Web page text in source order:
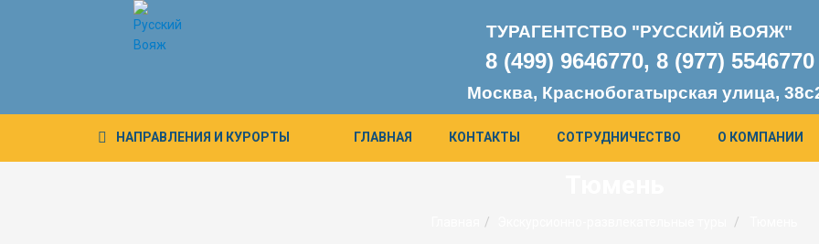
ТУРАГЕНТСТВО "РУССКИЙ ВОЯЖ"
8 (499) 9646770, 8 (977) 5546770
Москва, Краснобогатырская улица,
НАПРАВЛЕНИЯ И КУРОРТЫ ГЛАВНАЯ КОНТАКТЫ СОТРУДНИЧЕСТВО О КОМПАНИИ